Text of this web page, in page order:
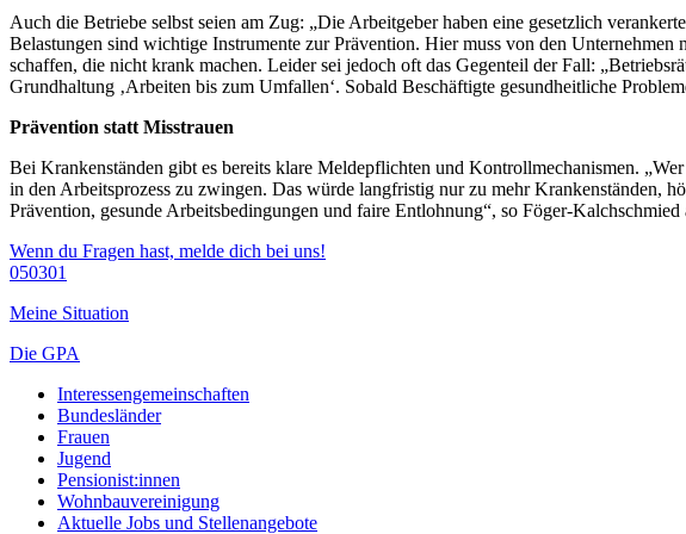
Auch die Betriebe selbst seien am Zug: „Die Arbeitgeber haben eine gesetzlich
Belastungen sind wichtige Instrumente zur Prävention. Hier muss von den
schaffen, die nicht krank machen. Leider sei jedoch oft das Gegenteil der Fall:
Grundhaltung ‚Arbeiten bis zum Umfallen‘. Sobald Beschäftigte gesundheitliche
Prävention statt Misstrauen
Bei Krankenständen gibt es bereits klare Meldepflichten und Kontrollmechanismen.
in den Arbeitsprozess zu zwingen. Das würde langfristig nur zu mehr Krankenständen,
Prävention, gesunde Arbeitsbedingungen und faire Entlohnung“, so Föger-Kalchschmied
Wenn du Fragen hast, melde dich bei uns!
050301
Meine Situation
Die GPA
Interessengemeinschaften
Bundesländer
Frauen
Jugend
Pensionist:innen
Wohnbauvereinigung
Aktuelle Jobs und Stellenangebote